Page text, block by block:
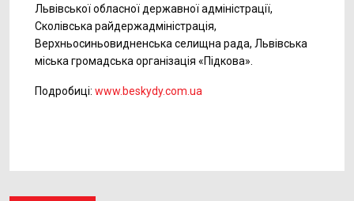
Львівської обласної державної адміністрації,
Сколівська райдержадміністрація,
Верхньосиньовидненська селищна рада, Львівська
міська громадська організація «Підкова».
Подробиці: www.beskydy.com.ua